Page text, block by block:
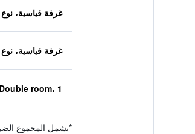
غرفة قياسية،
غرفة قياسية،
Double room، 1 سرير توأم
*يشمل المجموع